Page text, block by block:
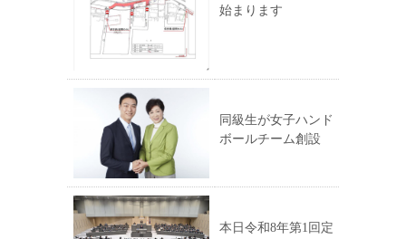
始まります
同級生が女子ハンド
ボールチーム創設
本日令和8年第1回定